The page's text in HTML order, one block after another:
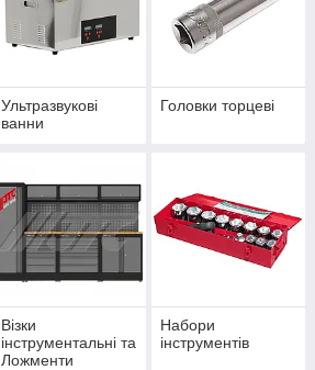
Ультразвукові
ванни
Головки торцеві
Візки
інструментальні та
Ложменти
Набори
інструментів